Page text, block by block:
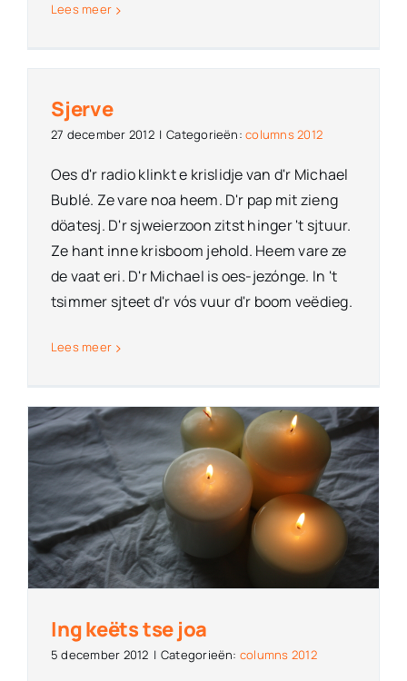
Lees meer
Sjerve
27 december 2012 | Categorieën:columns 2012
Oes d'r radio klinkt e krislidje van d'r Michael
Bublé. Ze vare noa heem. D'r pap mit zieng
döatesj. D'r sjweierzoon zitst hinger 't sjtuur.
Ze hant inne krisboom jehold. Heem vare ze
de vaat eri. D'r Michael is oes-jezónge. In 't
tsimmer sjteet d'r vós vuur d'r boom veëdieg.
Lees meer
Ing keëts tse joa
5 december 2012 | Categorieën: columns 2012